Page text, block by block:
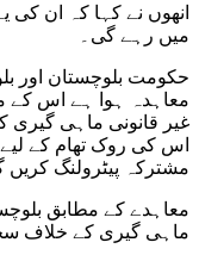
انھوں نے کہا کہ ان کی
میں رہے گی۔
حکومت بلوچستان اور
معاہدہ ہوا ہے اس کے
غیر قانونی ماہی
اس کی روک تھام کے
مشترکہ پیٹرولنگ کریں
معاہدے کے مطابق
ماہی گیری کے خلاف